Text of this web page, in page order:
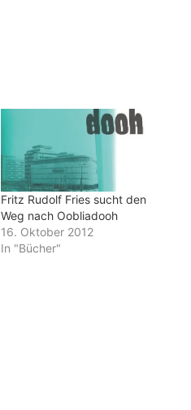
Fritz Rudolf Fries sucht den
Weg nach Oobliadooh
16. Oktober 2012
In "Bücher"